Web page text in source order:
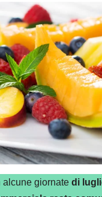
alcune giornate di